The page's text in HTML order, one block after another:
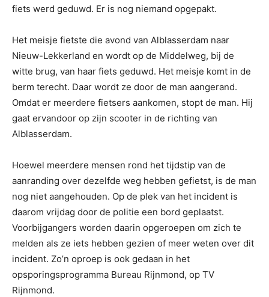
fiets werd geduwd. Er is nog niemand opgepakt.
Het meisje fietste die avond van Alblasserdam naar
Nieuw-Lekkerland en wordt op de Middelweg, bij de
witte brug, van haar fiets geduwd. Het meisje komt in de
berm terecht. Daar wordt ze door de man aangerand.
Omdat er meerdere fietsers aankomen, stopt de man. Hij
gaat ervandoor op zijn scooter in de richting van
Alblasserdam.
Hoewel meerdere mensen rond het tijdstip van de
aanranding over dezelfde weg hebben gefietst, is de man
nog niet aangehouden. Op de plek van het incident is
daarom vrijdag door de politie een bord geplaatst.
Voorbijgangers worden daarin opgeroepen om zich te
melden als ze iets hebben gezien of meer weten over dit
incident. Zo’n oproep is ook gedaan in het
opsporingsprogramma Bureau Rijnmond, op TV
Rijnmond.